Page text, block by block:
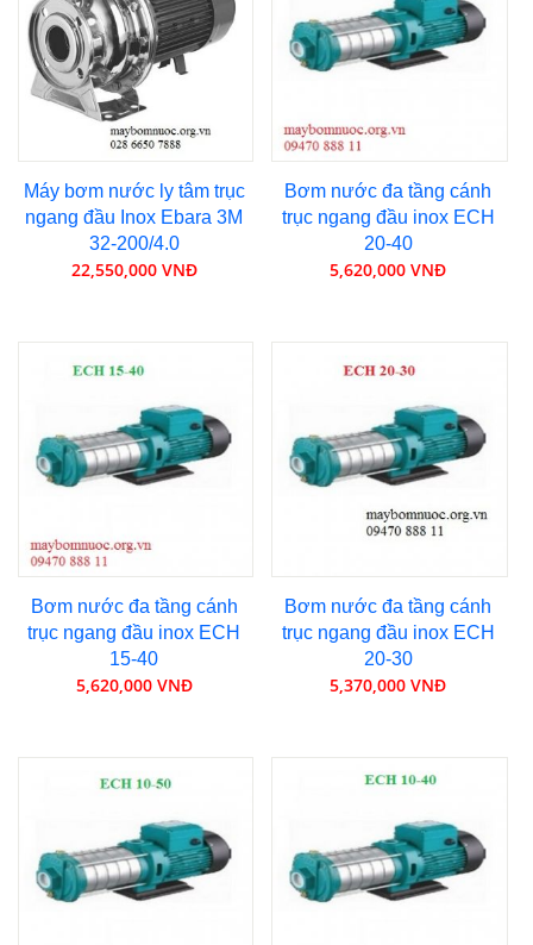
Máy bơm nước ly tâm trục
ngang đầu Inox Ebara 3M
32-200/4.0
22,550,000 VNĐ
Bơm nước đa tầng cánh
trục ngang đầu inox ECH
20-40
5,620,000 VNĐ
Bơm nước đa tầng cánh
trục ngang đầu inox ECH
15-40
5,620,000 VNĐ
Bơm nước đa tầng cánh
trục ngang đầu inox ECH
20-30
5,370,000 VNĐ